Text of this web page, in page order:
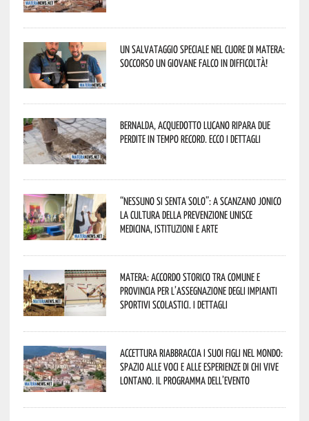
Un salvataggio speciale nel cuore di Matera:
soccorso un giovane falco in difficoltà!
Bernalda, Acquedotto Lucano ripara due
perdite in tempo record. Ecco i dettagli
“Nessuno si senta solo”: a Scanzano Jonico
la cultura della prevenzione unisce
medicina, istituzioni e arte
Matera: accordo storico tra Comune e
Provincia per l’assegnazione degli impianti
sportivi scolastici. I dettagli
Accettura riabbraccia i suoi figli nel mondo:
spazio alle voci e alle esperienze di chi vive
lontano. Il programma dell’evento